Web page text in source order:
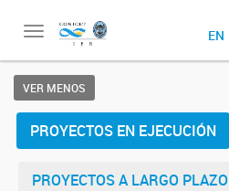
Toggle
EN
VER MENOS
PROYECTOS EN EJECUCIÓN
PROYECTOS A LARGO PLAZO